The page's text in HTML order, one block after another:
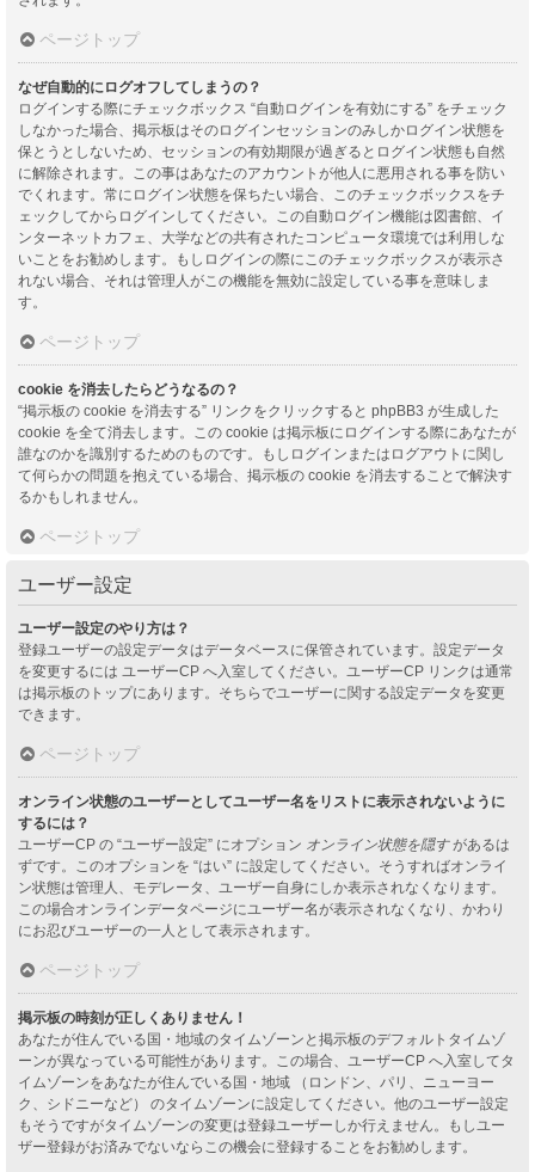
ページトップ
なぜ自動的にログオフしてしまうの？
ログインする際にチェックボックス “自動ログインを有効にする” をチェック
しなかった場合、掲示板はそのログインセッションのみしかログイン状態を
保とうとしないため、セッションの有効期限が過ぎるとログイン状態も自然
に解除されます。この事はあなたのアカウントが他人に悪用される事を防い
でくれます。常にログイン状態を保ちたい場合、このチェックボックスをチ
ェックしてからログインしてください。この自動ログイン機能は図書館、イ
ンターネットカフェ、大学などの共有されたコンピュータ環境では利用しな
いことをお勧めします。もしログインの際にこのチェックボックスが表示さ
れない場合、それは管理人がこの機能を無効に設定している事を意味しま
す。
ページトップ
cookie を消去したらどうなるの？
“掲示板の cookie を消去する” リンクをクリックすると phpBB3 が生成した
cookie を全て消去します。この cookie は掲示板にログインする際にあなたが
誰なのかを識別するためのものです。もしログインまたはログアウトに関し
て何らかの問題を抱えている場合、掲示板の cookie を消去することで解決す
るかもしれません。
ページトップ
ユーザー設定
ユーザー設定のやり方は？
登録ユーザーの設定データはデータベースに保管されています。設定データ
を変更するには ユーザーCP へ入室してください。ユーザーCP リンクは通常
は掲示板のトップにあります。そちらでユーザーに関する設定データを変更
できます。
ページトップ
オンライン状態のユーザーとしてユーザー名をリストに表示されないように
するには？
ユーザーCP の “ユーザー設定” にオプション オンライン状態を隠すがあるは
ずです。このオプションを “はい” に設定してください。そうすればオンライ
ン状態は管理人、モデレータ、ユーザー自身にしか表示されなくなります。
この場合オンラインデータページにユーザー名が表示されなくなり、かわり
にお忍びユーザーの一人として表示されます。
ページトップ
掲示板の時刻が正しくありません！
あなたが住んでいる国・地域のタイムゾーンと掲示板のデフォルトタイムゾ
ーンが異なっている可能性があります。この場合、ユーザーCP へ入室してタ
イムゾーンをあなたが住んでいる国・地域 （ロンドン、パリ、ニューヨー
ク、シドニーなど） のタイムゾーンに設定してください。他のユーザー設定
もそうですがタイムゾーンの変更は登録ユーザーしか行えません。もしユー
ザー登録がお済みでないならこの機会に登録することをお勧めします。